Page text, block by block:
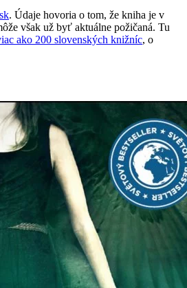
. Údaje hovoria o tom, že kniha je v
však už byť aktuálne požičaná. Tu
ako 200 slovenských knižníc, o